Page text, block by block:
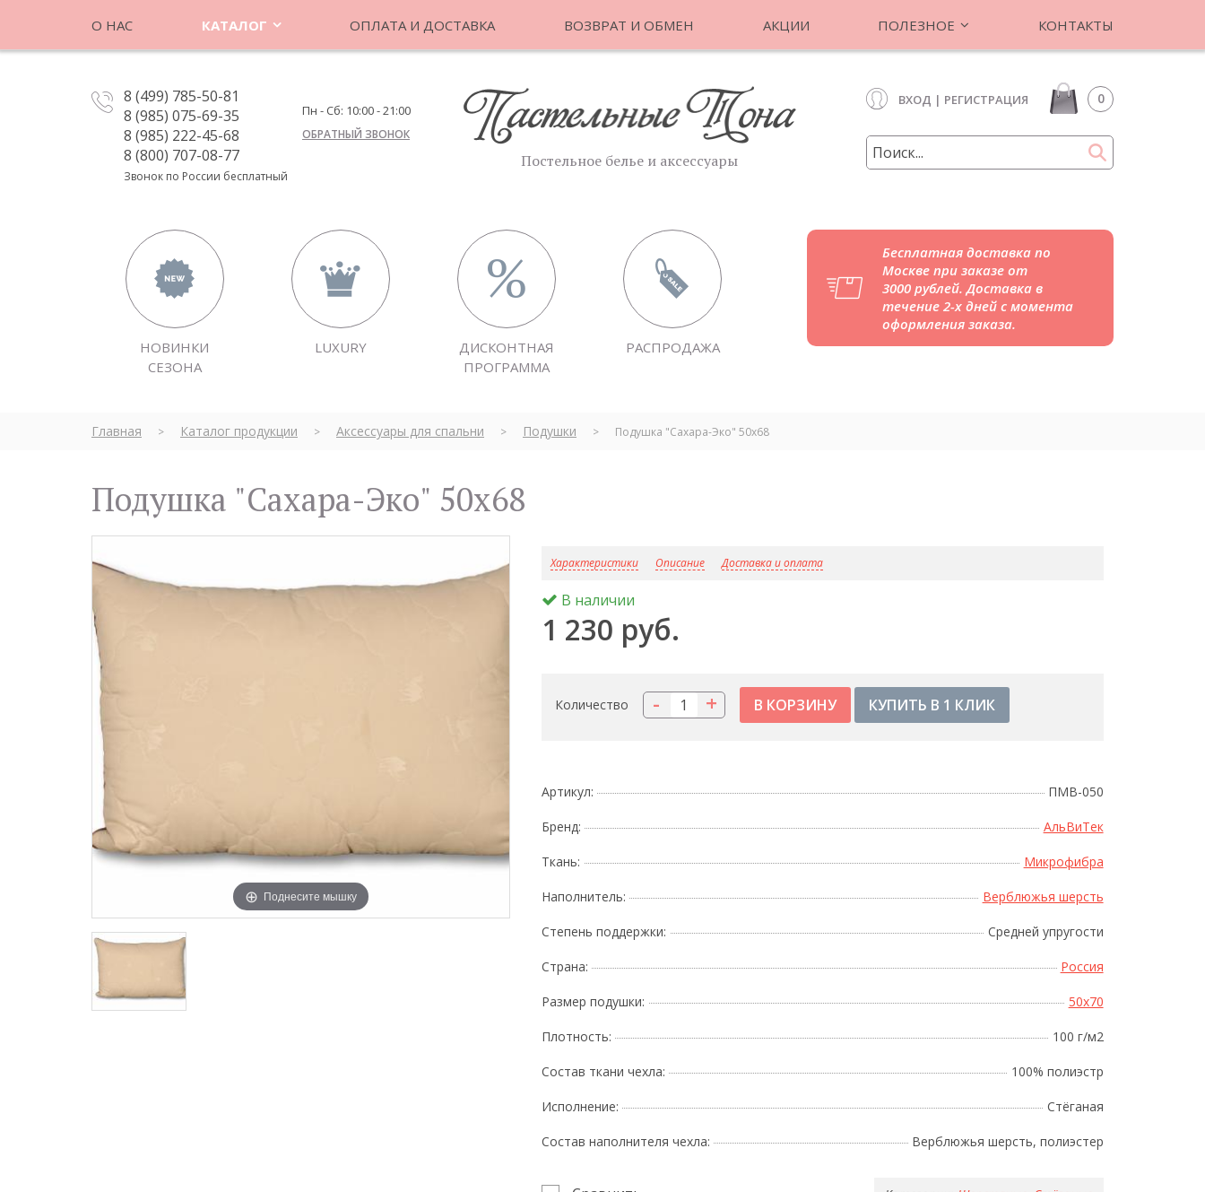
О НАС КАТАЛОГ ОПЛАТА И ДОСТАВКА ВОЗВРАТ И ОБМЕН АКЦИИ ПОЛЕЗНОЕ КОНТАКТЫ
8 (499) 785-50-81
8 (985) 075-69-35
8 (985) 222-45-68
8 (800) 707-08-77
Звонок по России бесплатный
Пн - Сб: 10:00 - 21:00
ОБРАТНЫЙ ЗВОНОК
ВХОД | РЕГИСТРАЦИЯ 0
Постельное белье и аксессуары
НОВИНКИ
СЕЗОНА
LUXURY
ДИСКОНТНАЯ
ПРОГРАММА
РАСПРОДАЖА
Бесплатная доставка по
Москве при заказе от
3000 рублей. Доставка в
течение 2-х дней с момента
оформления заказа.
Главная > Каталог продукции > Аксессуары для спальни > Подушки > Подушка "Сахара-Эко" 50х68
Подушка "Сахара-Эко" 50х68
Поднесите мышку Поднесите мышку Поднесите мышку
Характеристики Описание Доставка и оплата
В наличии
1 230 руб.
Количество +
- КУПИТЬ В 1 КЛИК
Артикул: ПМВ-050
Бренд: АльВиТек
Ткань: Микрофибра
Наполнитель: Верблюжья шерсть
Степень поддержки: Средней упругости
Страна: Россия
Размер подушки: 50x70
Плотность: 100 г/м2
Состав ткани чехла: 100% полиэстр
Исполнение: Стёганая
Состав наполнителя чехла: Верблюжья шерсть, полиэстер